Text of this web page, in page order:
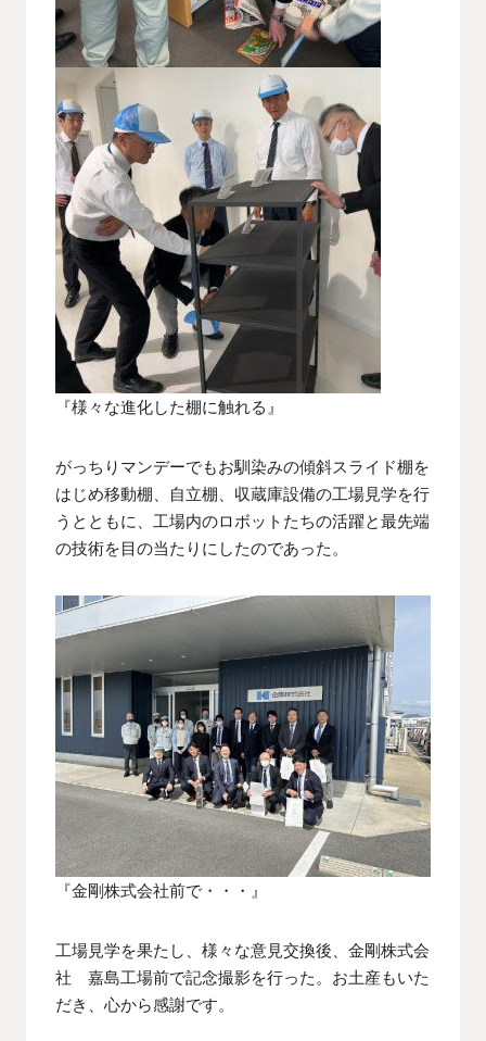
『様々な進化した棚に触れる』
がっちりマンデーでもお馴染みの傾斜スライド棚を
はじめ移動棚、自立棚、収蔵庫設備の工場見学を行
うとともに、工場内のロボットたちの活躍と最先端
の技術を目の当たりにしたのであった。
『金剛株式会社前で・・・』
工場見学を果たし、様々な意見交換後、金剛株式会
社 嘉島工場前で記念撮影を行った。お土産もいた
だき、心から感謝です。